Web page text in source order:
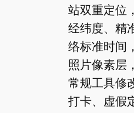
站双重定位
经纬度、精
络标准时间
照片像素层
常规工具修
打卡、虚假